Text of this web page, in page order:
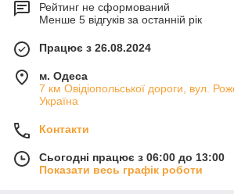
Рейтинг не сформований
Менше 5 відгуків за останній рік
Працює з 26.08.2024
м. Одеса
7 км Овідіопольської дороги, вул.
Україна
Контакти
Сьогодні працює з 06:00 до 13:00
Показати весь графік роботи